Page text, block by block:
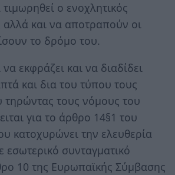
ο ενοχλητικός
και να αποτραπούν οι
το δρόμο του.
εκφράζει και να διαδίδει
και δια του τύπου τους
τηρώντας τους νόμους του
για το άρθρο 14§1 του
κατοχυρώνει την ελευθερία
εσωτερικό συνταγματικό
10 της Ευρωπαϊκής Σύμβασης